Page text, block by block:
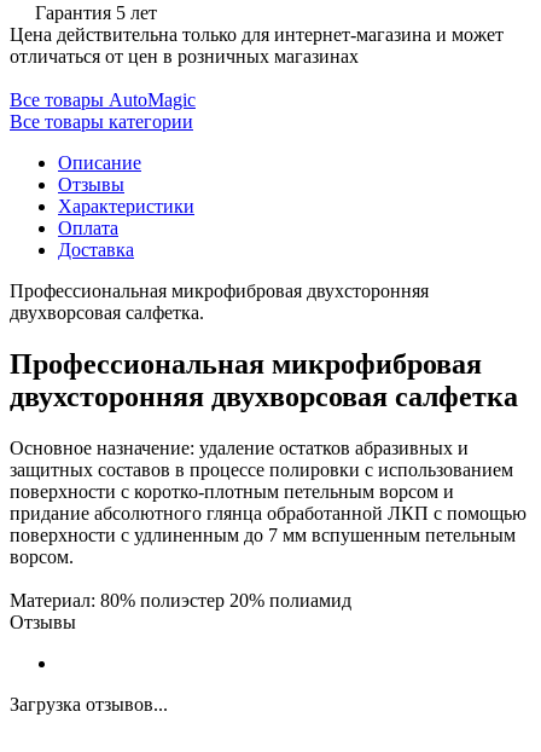
Гарантия 5 лет
Цена действительна только для интернет-магазина и может
отличаться от цен в розничных магазинах
Все товары AutoMagic
Все товары категории
Описание
Отзывы
Характеристики
Оплата
Доставка
Профессиональная микрофибровая двухсторонняя
двухворсовая салфетка.
Профессиональная микрофибровая
двухсторонняя двухворсовая салфетка
Основное назначение: удаление остатков абразивных и
защитных составов в процессе полировки с использованием
поверхности с коротко-плотным петельным ворсом и
придание абсолютного глянца обработанной ЛКП с помощью
поверхности с удлиненным до 7 мм вспушенным петельным
ворсом.
Материал: 80% полиэстер 20% полиамид
Отзывы
Загрузка отзывов...